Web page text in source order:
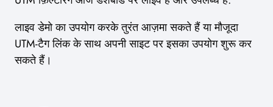
लाइव डेमो का उपयोग करके तुरंत आज़मा सकते हैं या मौजूदा
UTM-टैग लिंक के साथ अपनी साइट पर इसका उपयोग शुरू कर
सकते हैं।